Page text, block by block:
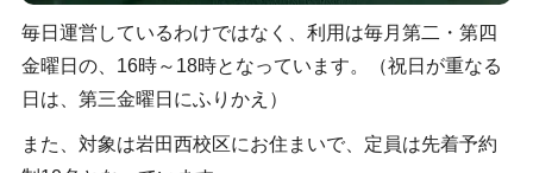
毎日運営しているわけではなく、利用は毎月第二・第四
金曜日の、16時～18時となっています。（祝日が重なる
日は、第三金曜日にふりかえ）
また、対象は岩田西校区にお住まいで、定員は先着予約